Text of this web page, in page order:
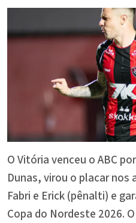
O Vitória venceu o ABC
Dunas, virou o placar nos
Fabri e Erick (pênalti) e
Copa do Nordeste 2026.